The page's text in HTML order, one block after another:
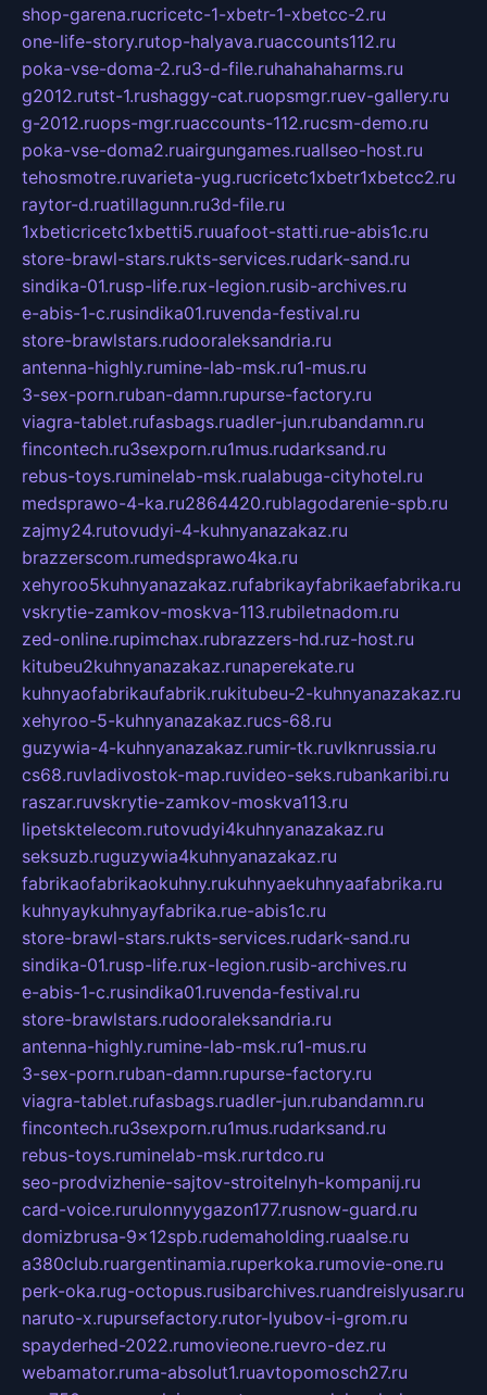
shop-garena.rucricetc-1-xbetr-1-xbetcc-2.ru
one-life-story.rutop-halyava.ruaccounts112.ru
poka-vse-doma-2.ru3-d-file.ruhahahaharms.ru
g2012.rutst-1.rushaggy-cat.ruopsmgr.ruev-gallery.ru
g-2012.ruops-mgr.ruaccounts-112.rucsm-demo.ru
poka-vse-doma2.ruairgungames.ruallseo-host.ru
tehosmotre.ruvarieta-yug.rucricetc1xbetr1xbetcc2.ru
raytor-d.ruatillagunn.ru3d-file.ru
1xbeticricetc1xbetti5.ruuafoot-statti.rue-abis1c.ru
store-brawl-stars.rukts-services.rudark-sand.ru
sindika-01.rusp-life.rux-legion.rusib-archives.ru
e-abis-1-c.rusindika01.ruvenda-festival.ru
store-brawlstars.rudooraleksandria.ru
antenna-highly.rumine-lab-msk.ru1-mus.ru
3-sex-porn.ruban-damn.rupurse-factory.ru
viagra-tablet.rufasbags.ruadler-jun.rubandamn.ru
fincontech.ru3sexporn.ru1mus.rudarksand.ru
rebus-toys.ruminelab-msk.rualabuga-cityhotel.ru
medsprawo-4-ka.ru2864420.rublagodarenie-spb.ru
zajmy24.rutovudyi-4-kuhnyanazakaz.ru
brazzerscom.rumedsprawo4ka.ru
xehyroo5kuhnyanazakaz.rufabrikayfabrikaefabrika.ru
vskrytie-zamkov-moskva-113.rubiletnadom.ru
zed-online.rupimchax.rubrazzers-hd.ruz-host.ru
kitubeu2kuhnyanazakaz.runaperekate.ru
kuhnyaofabrikaufabrik.rukitubeu-2-kuhnyanazakaz.ru
xehyroo-5-kuhnyanazakaz.rucs-68.ru
guzywia-4-kuhnyanazakaz.rumir-tk.ruvlknrussia.ru
cs68.ruvladivostok-map.ruvideo-seks.rubankaribi.ru
raszar.ruvskrytie-zamkov-moskva113.ru
lipetsktelecom.rutovudyi4kuhnyanazakaz.ru
seksuzb.ruguzywia4kuhnyanazakaz.ru
fabrikaofabrikaokuhny.rukuhnyaekuhnyaafabrika.ru
kuhnyaykuhnyayfabrika.rue-abis1c.ru
store-brawl-stars.rukts-services.rudark-sand.ru
sindika-01.rusp-life.rux-legion.rusib-archives.ru
e-abis-1-c.rusindika01.ruvenda-festival.ru
store-brawlstars.rudooraleksandria.ru
antenna-highly.rumine-lab-msk.ru1-mus.ru
3-sex-porn.ruban-damn.rupurse-factory.ru
viagra-tablet.rufasbags.ruadler-jun.rubandamn.ru
fincontech.ru3sexporn.ru1mus.rudarksand.ru
rebus-toys.ruminelab-msk.rurtdco.ru
seo-prodvizhenie-sajtov-stroitelnyh-kompanij.ru
card-voice.rurulonnyygazon177.rusnow-guard.ru
domizbrusa-9x12spb.rudemaholding.ruaalse.ru
a380club.ruargentinamia.ruperkoka.rumovie-one.ru
perk-oka.rug-octopus.rusibarchives.ruandreislyusar.ru
naruto-x.rupursefactory.rutor-lyubov-i-grom.ru
spayderhed-2022.rumovieone.ruevro-dez.ru
webamator.ruma-absolut1.ruavtopomosch27.ru